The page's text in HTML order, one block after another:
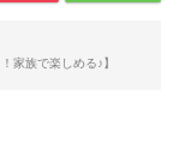
家族で楽しめる♪】